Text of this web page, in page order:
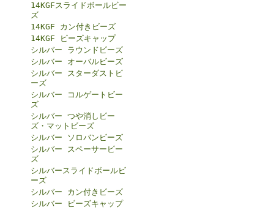
14KGFスライドボールビー
ズ
14KGF カン付きビーズ
14KGF ビーズキャップ
シルバー ラウンドビーズ
シルバー オーバルビーズ
シルバー スターダストビ
ーズ
シルバー コルゲートビー
ズ
シルバー つや消しビー
ズ・マットビーズ
シルバー ソロバンビーズ
シルバー スペーサービー
ズ
シルバースライドボールビ
ーズ
シルバー カン付きビーズ
シルバー ビーズキャップ